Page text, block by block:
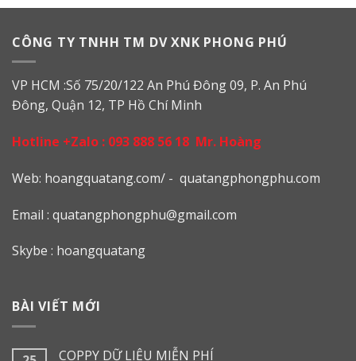
CÔNG TY TNHH TM DV XNK PHONG PHÚ
VP HCM :Số 75/20/122 An Phú Đông 09, P. An Phú
Đông, Quận 12, TP Hồ Chí Minh
Hotline +Zalo : 093 888 56 18 Mr. Hoàng
Web: hoangquatang.com/ - quatangphongphu.com
Email : quatangphongphu@gmail.com
Skybe : hoangquatang
BÀI VIẾT MỚI
COPPY DỮ LIỆU MIỄN PHÍ